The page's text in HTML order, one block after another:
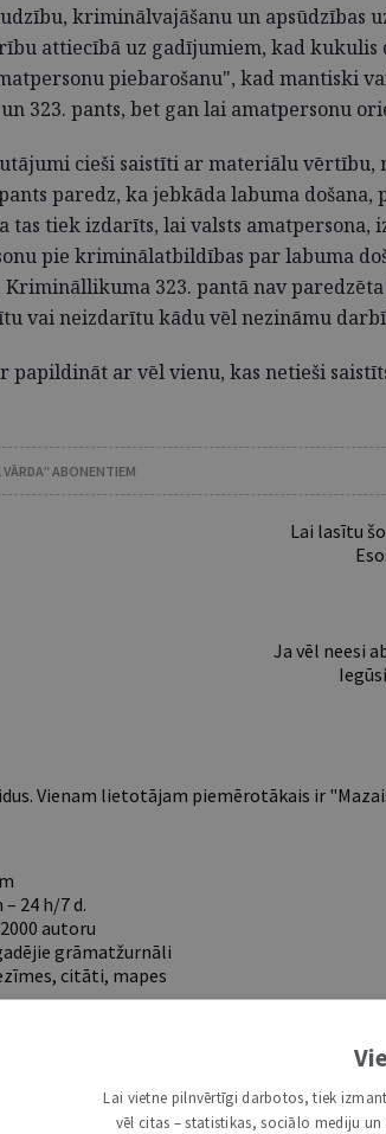
kriminālvajāšanu un
attiecībā uz gadījumiem, kad kukulis
piebarošanu", kad mantiski
323. pants, bet gan lai amatpersonu
cieši saistīti ar materiālu vērtību,
paredz, ka jebkāda labuma
tiek izdarīts, lai valsts
pie kriminālatbildības par labuma
Krimināllikuma 323. pantā nav
vai neizdarītu kādu vēl nezināmu
papildināt ar vēl vienu, kas netieši
ABONENTIEM
Lai lasītu
Ja vēl neesi
Vienam lietotājam piemērotākais ir
24 h/7 d.
autoru
grāmatžurnāli
citāti, mapes
Lai vietne pilnvērtīgi darbotos, tiek
vēl citas – statistikas, sociālo mediju